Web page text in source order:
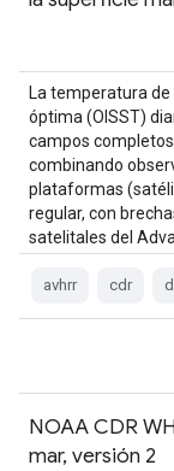
La temperatura
óptima (OISST)
campos
combinando
plataformas
regular, con
satelitales del
avhrr cdr
NOAA CDR
mar, versión 2